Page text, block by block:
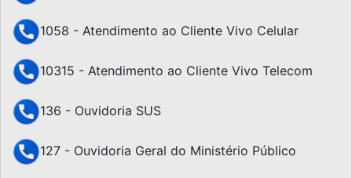
1058 - Atendimento ao Cliente Vivo Celular
10315 - Atendimento ao Cliente Vivo Telecom
136 - Ouvidoria SUS
127 - Ouvidoria Geral do Ministério Público